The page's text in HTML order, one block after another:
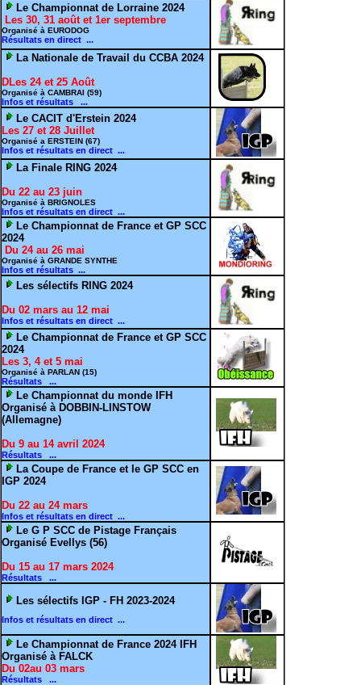
Le Championnat de Lorraine 2024
Les 30, 31 août et 1er septembre
Organisé à EURODOG
Résultats en direct ...
La Nationale de Travail du CCBA 2024
DLes 24 et 25 Août
Organisé à CAMBRAI (59)
Infos et résultats ...
Le CACIT d'Erstein 2024
Les 27 et 28 Juillet
Organisé a ERSTEIN (67)
Infos et résultats en direct ...
La Finale RING 2024
Du 22 au 23 juin
Organisé à BRIGNOLES
Infos et résultats en direct ...
Le Championnat de France et GP SCC
2024
Du 24 au 26 mai
Organisé à GRANDE SYNTHE
Infos et résultats ...
Les sélectifs RING 2024
Du 02 mars au 12 mai
Infos et résultats en direct ...
Le Championnat de France et GP SCC
2024
Les 3, 4 et 5 mai
Organisé à PARLAN (15)
Résultats ...
Le Championnat du monde IFH
Organisé à DOBBIN-LINSTOW
(Allemagne)
Du 9 au 14 avril 2024
Résultats ...
La Coupe de France et le GP SCC en
IGP 2024
Du 22 au 24 mars
Infos et résultats en direct ...
Le G P SCC de Pistage Français
Organisé Evellys (56)
Du 15 au 17 mars 2024
Résultats ...
Les sélectifs IGP - FH 2023-2024
Infos et résultats en direct ...
Le Championnat de France 2024 IFH
Organisé à FALCK
Du 02au 03 mars
Résultats ...